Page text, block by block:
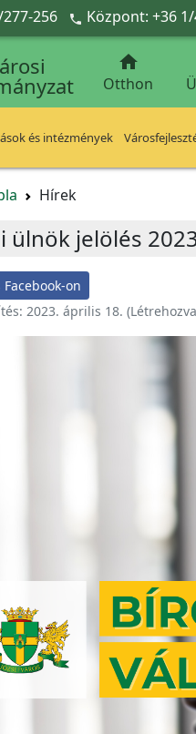
256  Központ: +36

Otthon
és intézmények
Hírek
ülnök jelölés
on
2023. április 18.